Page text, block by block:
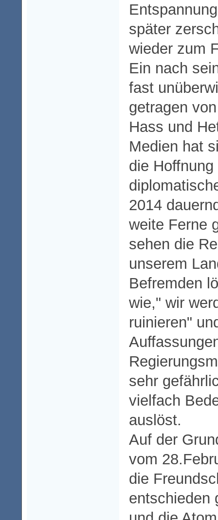
später
wieder zum
Ein nach
fast
getragen
Hass und
Medien hat
die
2014
weite Ferne
sehen die
unserem
Befremden
wie," wir
ruinieren"
sehr
vielfach
auslöst.
Auf der
vom
die
entschieden